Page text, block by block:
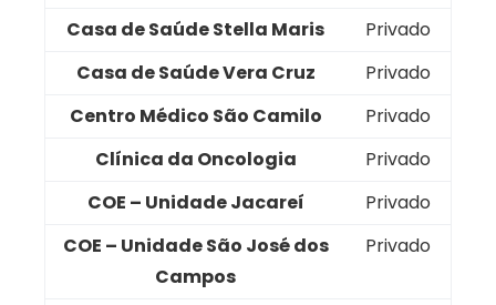
Casa de Saúde Stella Maris
Privado
Casa de Saúde Vera Cruz
Privado
Centro Médico São Camilo
Privado
Clínica da Oncologia
Privado
COE – Unidade Jacareí
Privado
COE – Unidade São José dos
Campos
Privado